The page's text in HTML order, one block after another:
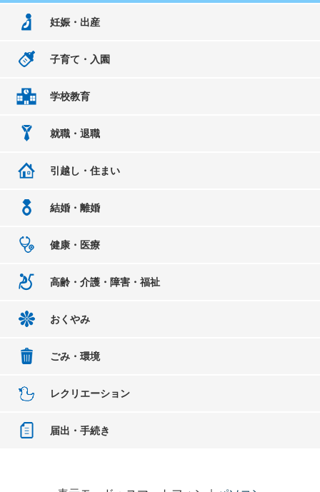
妊娠・出産
子育て・入園
学校教育
就職・退職
引越し・住まい
結婚・離婚
健康・医療
高齢・介護・障害・福祉
おくやみ
ごみ・環境
レクリエーション
届出・手続き